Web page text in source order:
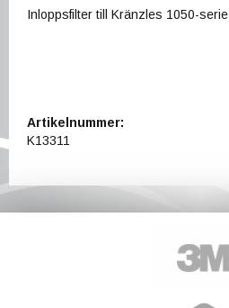
Inloppsfilter till Kränzles 1050-serie
Artikelnummer:
K13311